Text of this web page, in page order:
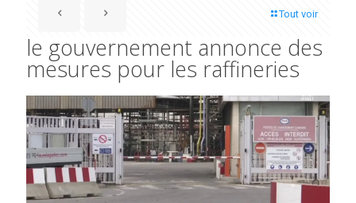
Tout voir
le gouvernement annonce des
mesures pour les raffineries